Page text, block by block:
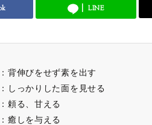
LINE
背伸びをせず素を出す
しっかりした面を見せる
頼る、甘える
癒しを与える